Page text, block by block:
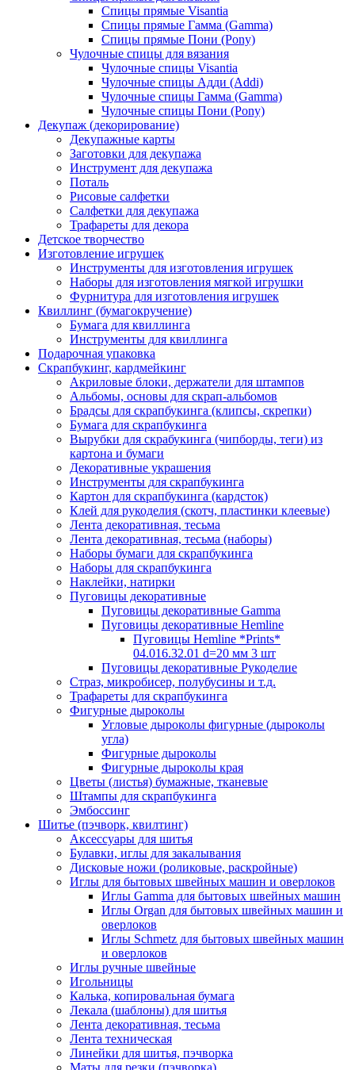
Спицы прямые Visantia
Спицы прямые Гамма (Gamma)
Спицы прямые Пони (Pony)
Чулочные спицы для вязания
Чулочные спицы Visantia
Чулочные спицы Адди (Addi)
Чулочные спицы Гамма (Gamma)
Чулочные спицы Пони (Pony)
Декупаж (декорирование)
Декупажные карты
Заготовки для декупажа
Инструмент для декупажа
Поталь
Рисовые салфетки
Салфетки для декупажа
Трафареты для декора
Детское творчество
Изготовление игрушек
Инструменты для изготовления игрушек
Наборы для изготовления мягкой игрушки
Фурнитура для изготовления игрушек
Квиллинг (бумагокручение)
Бумага для квиллинга
Инструменты для квиллинга
Подарочная упаковка
Скрапбукинг, кардмейкинг
Акриловые блоки, держатели для штампов
Альбомы, основы для скрап-альбомов
Брадсы для скрапбукинга (клипсы, скрепки)
Бумага для скрапбукинга
Вырубки для скрабукинга (чипборды, теги) из
картона и бумаги
Декоративные украшения
Инструменты для скрапбукинга
Картон для скрапбукинга (кардсток)
Клей для рукоделия (скотч, пластинки клеевые)
Лента декоративная, тесьма
Лента декоративная, тесьма (наборы)
Наборы бумаги для скрапбукинга
Наборы для скрапбукинга
Наклейки, натирки
Пуговицы декоративные
Пуговицы декоративные Gamma
Пуговицы декоративные Hemline
Пуговицы Hemline *Prints*
04.016.32.01 d=20 мм 3 шт
Пуговицы декоративные Рукоделие
Страз, микробисер, полубусины и т.д.
Трафареты для скрапбукинга
Фигурные дыроколы
Угловые дыроколы фигурные (дыроколы
угла)
Фигурные дыроколы
Фигурные дыроколы края
Цветы (листья) бумажные, тканевые
Штампы для скрапбукинга
Эмбоссинг
Шитье (пэчворк, квилтинг)
Аксессуары для шитья
Булавки, иглы для закалывания
Дисковые ножи (роликовые, раскройные)
Иглы для бытовых швейных машин и оверлоков
Иглы Gamma для бытовых швейных машин
Иглы Organ для бытовых швейных машин и
оверлоков
Иглы Schmetz для бытовых швейных машин
и оверлоков
Иглы ручные швейные
Игольницы
Калька, копировальная бумага
Лекала (шаблоны) для шитья
Лента декоративная, тесьма
Лента техническая
Линейки для шитья, пэчворка
Маты для резки (пэчворка)